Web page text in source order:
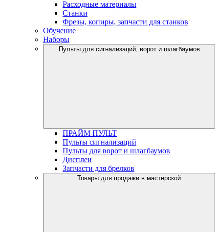
Расходные материалы
Станки
Фрезы, копиры, запчасти для станков
Обучение
Наборы
Пульты для сигнализаций, ворот и шлагбаумов
ПРАЙМ ПУЛЬТ
Пульты сигнализаций
Пульты для ворот и шлагбаумов
Дисплеи
Запчасти для брелков
Товары для продажи в мастерской